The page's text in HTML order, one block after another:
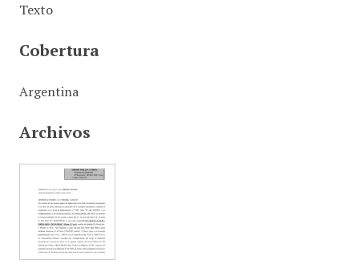
Texto
Cobertura
Argentina
Archivos